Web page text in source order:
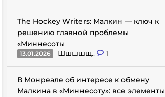
The Hockey Writers: Малкин — ключ к
решению главной проблемы
«Миннесоты
13.01.2026 Шшшшщ.. 1
В Монреале об интересе к обмену
Малкина в «Миннесоту»: все элементы